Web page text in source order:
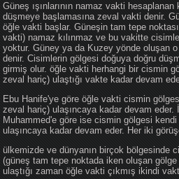
Güneş ışınlarının namaz vakti
düşmeye başlamasına zeval vakti denir.
öğle vakti başlar. Güneşin tam tepe
vakti) namaz kılınmaz ve bu vakitte
yoktur. Güney ya da Kuzey yönde oluşan
denir. Cisimlerin gölgesi doğuya doğru
girmiş olur. öğle vakti herhangi bir cismin
zeval hariç) ulaştığı vakte kadar devam
Ebu Hanife'ye göre öğle vakti cismin
zeval hariç) ulaşıncaya kadar devam
Muhammed'e göre ise cismin gölgesi
ulaşıncaya kadar devam eder. Her iki
ülkemizde ve dünyanın birçok bölgesinde
(güneş tam tepe noktada iken oluşan
ulaştığı zaman öğle vakti çıkmış ikindi